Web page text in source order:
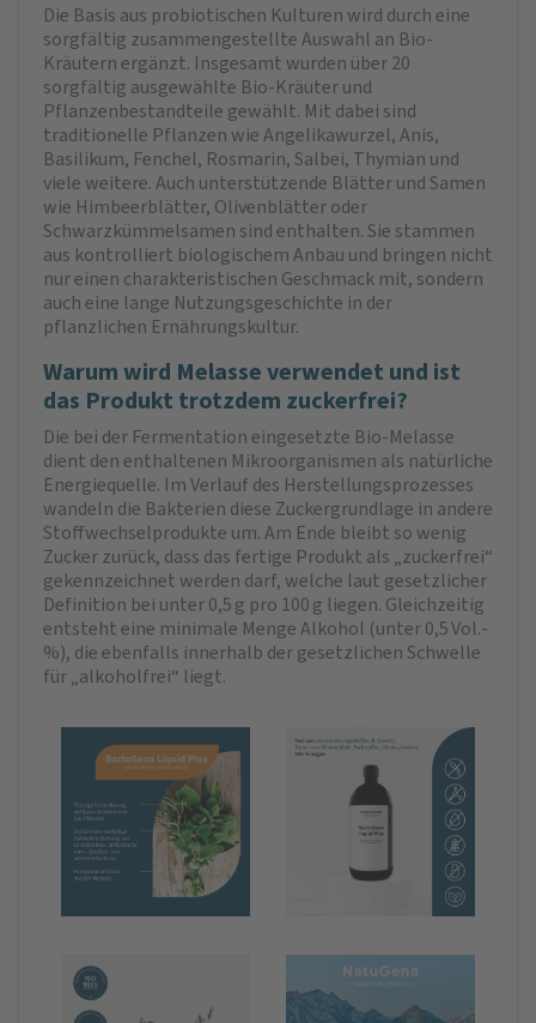
Die Basis aus probiotischen Kulturen wird durch eine
sorgfältig zusammengestellte Auswahl an Bio-
Kräutern ergänzt. Insgesamt wurden über 20
sorgfältig ausgewählte Bio-Kräuter und
Pflanzenbestandteile gewählt. Mit dabei sind
traditionelle Pflanzen wie Angelikawurzel, Anis,
Basilikum, Fenchel, Rosmarin, Salbei, Thymian und
viele weitere. Auch unterstützende Blätter und Samen
wie Himbeerblätter, Olivenblätter oder
Schwarzkümmelsamen sind enthalten. Sie stammen
aus kontrolliert biologischem Anbau und bringen nicht
nur einen charakteristischen Geschmack mit, sondern
auch eine lange Nutzungsgeschichte in der
pflanzlichen Ernährungskultur.
Warum wird Melasse verwendet und ist
das Produkt trotzdem zuckerfrei?
Die bei der Fermentation eingesetzte Bio-Melasse
dient den enthaltenen Mikroorganismen als natürliche
Energiequelle. Im Verlauf des Herstellungsprozesses
wandeln die Bakterien diese Zuckergrundlage in andere
Stoffwechselprodukte um. Am Ende bleibt so wenig
Zucker zurück, dass das fertige Produkt als „zuckerfrei“
gekennzeichnet werden darf, welche laut gesetzlicher
Definition bei unter 0,5 g pro 100 g liegen. Gleichzeitig
entsteht eine minimale Menge Alkohol (unter 0,5 Vol.-
%), die ebenfalls innerhalb der gesetzlichen Schwelle
für „alkoholfrei“ liegt.